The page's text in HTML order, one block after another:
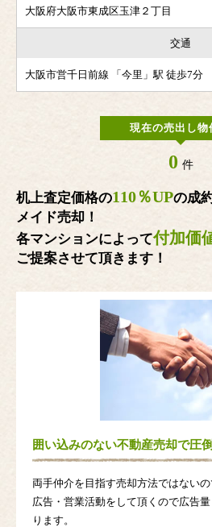
大阪府大阪市東成区玉津２丁目
交通
大阪市営千日前線 「今里」駅 徒歩7分
現在の売出し物
0 件
机上査定価格の110％UPの成
メイド売却！
各マンションによって付加価
ご提案させて頂きます！
囲い込みのない不動産売却で圧
両手仲介を目指す売却方法ではない
広告・営業活動をして頂くので広告
ります。